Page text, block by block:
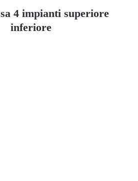
4 impianti superiore
inferiore